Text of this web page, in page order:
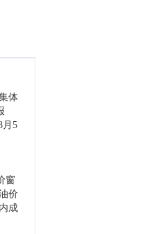
体
5
窗
价
成